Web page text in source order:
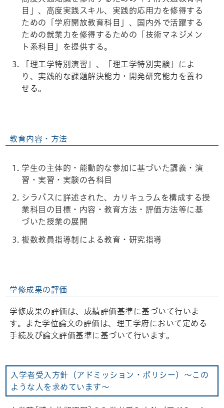
目」、高度実践スキル、実践的応用力を修得する
ための「学府開放教育科目」、国内外で活躍する
ための就業力を修得するための「技術マネジメン
ト系科目」を提供する。
「理工学特別演習」、「理工学特別実験」によ
り、実践的な課題解決能力・開発研究能力を養わ
せる。
教育内容・方法
学生の主体的・能動的な参加に基づいた講義・演
習・実習・実験の各科目
シラバスに詳述された、カリキュラムを構成する授
業科目の目標・内容・教育方法・評価方法等に基
づいた授業の展開
複数教員指導制による教育・研究指導
学修成果の評価
学修成果の評価は、成績評価基準に基づいて行いま
す。また学位論文の評価は、理工学府において定める
手続及び論文評価基準に基づいて行います。
入学者受入方針（アドミッション・ポリシー）～この
ような人を求めています～